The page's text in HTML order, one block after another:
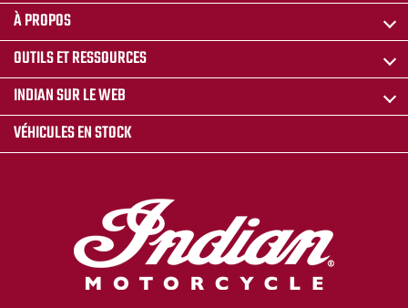
À PROPOS
OUTILS ET RESSOURCES
INDIAN SUR LE WEB
VÉHICULES EN STOCK